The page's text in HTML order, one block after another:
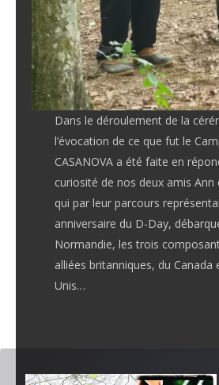
Dans le déroulement de la
l’évocation de ce que fut le
CASANOVA a été faite en
curiosité de nos deux amis Ann
qui par leur parcours
anniversaire du D-Day,
Normandie, les trois
alliées britanniques, du Canada
Unis…